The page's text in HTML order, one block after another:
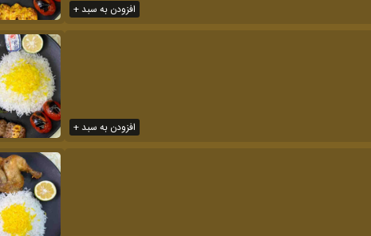
افزودن به سبد +
افزودن به سبد +